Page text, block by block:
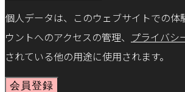
個人データは、このウェブサイトでの体
ウントへのアクセスの管理、
プライバシ
されている他の用途に使用されます。
会員登録